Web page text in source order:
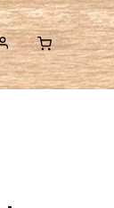
Poradenství